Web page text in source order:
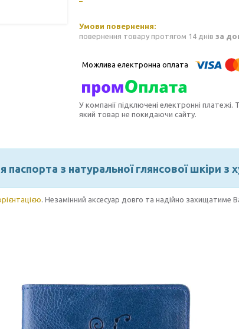
повернення товару протягом 14 днів за
У компанії підключені електронні
який товар не покидаючи сайту.
паспорта з натуральної глянсової шкіри з
. Незамінний аксесуар довго та надійно захищатиме